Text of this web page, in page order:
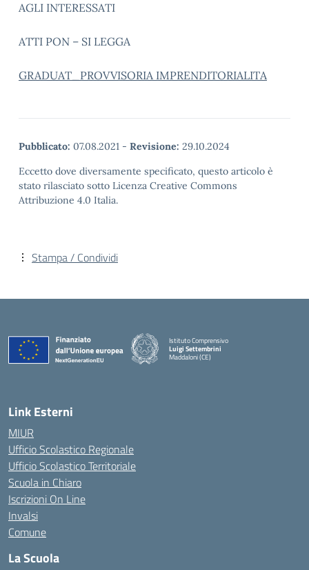
AGLI INTERESSATI
ATTI PON – SI LEGGA
GRADUAT_PROVVISORIA IMPRENDITORIALITA
Pubblicato: 07.08.2021 - Revisione: 29.10.2024
Eccetto dove diversamente specificato, questo articolo è
stato rilasciato sotto Licenza Creative Commons
Attribuzione 4.0 Italia.
Stampa / Condividi
Istituto Comprensivo
Luigi Settembrini
Maddaloni (CE)
Link Esterni
MIUR
Ufficio Scolastico Regionale
Ufficio Scolastico Territoriale
Scuola in Chiaro
Iscrizioni On Line
Invalsi
Comune
La Scuola